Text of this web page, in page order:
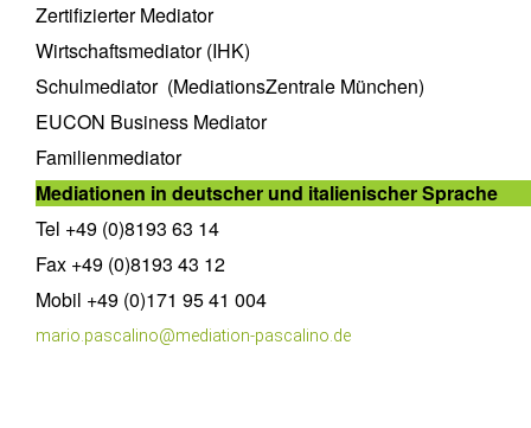
Zertifizierter Mediator
Wirtschaftsmediator (IHK)
Schulmediator (MediationsZentrale München)
EUCON Business Mediator
Familienmediator
Mediationen in deutscher und italienischer Sprache
Tel +49 (0)8193 63 14
Fax +49 (0)8193 43 12
Mobil +49 (0)171 95 41 004
mario.pascalino@mediation-pascalino.de